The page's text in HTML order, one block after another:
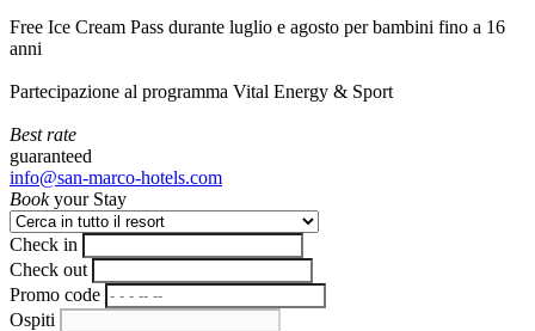
Free Ice Cream Pass durante luglio e agosto per bambini fino a 16
anni
Partecipazione al programma Vital Energy & Sport
Best rate
guaranteed
info@san-marco-hotels.com
Bookyour Stay
Check in
Check out
Promo code
Ospiti